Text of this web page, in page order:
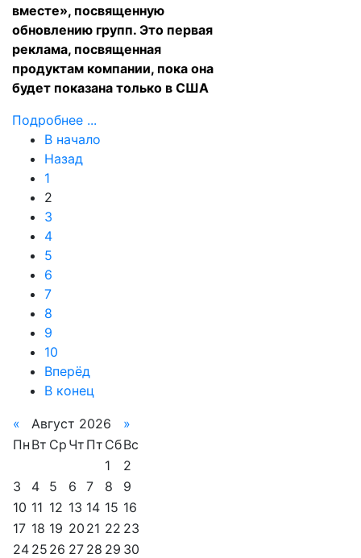
вместе», посвященную
обновлению групп. Это первая
реклама, посвященная
продуктам компании, пока она
будет показана только в США
Подробнее ...
В начало
Назад
1
2
3
4
5
6
7
8
9
10
Вперёд
В конец
« Август 2026
»
Пн Вт Ср Чт Пт СбВс
1
2
3
4 5 6 7 8
9
10 11 12 13 14 15 16
17 18 19 20 21 22 23
24 25 26 27 28 29 30